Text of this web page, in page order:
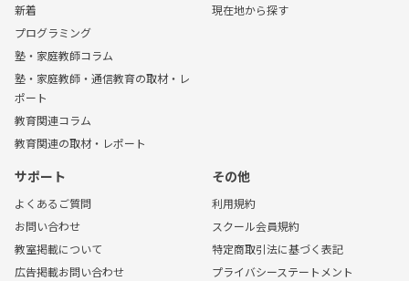
新着
プログラミング
塾・家庭教師コラム
塾・家庭教師・通信教育の取材・レ
ポート
教育関連コラム
教育関連の取材・レポート
現在地から探す
サポート
よくあるご質問
お問い合わせ
教室掲載について
広告掲載お問い合わせ
その他
利用規約
スクール会員規約
特定商取引法に基づく表記
プライバシーステートメント